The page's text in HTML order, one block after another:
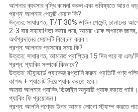
আপনার ব্যবসার বৃদ্ধি কামনা করুন এবং ভবিষ্যতে আরও বড়
প্রশ্ন: আপনার পেমেন্ট মেয়াদ কি?
উত্তর: সাধারণত, T/T 30% ডাউন পেমেন্ট, চালানের আগে
2-3 বার সহযোগিতা করার পরে, আমরা একে অপরকে
অর্থপ্রদানের মেয়াদটি বিবেচনা করব।
প্রশ্ন: আপনার প্রসবের সময় কি?
উত্তর: সাধারণত, আমানত প্রাপ্তির 15 দিন পরে বা এল/
প্রশ্ন: প্যাকিং সম্পর্কে কিভাবে?
উত্তর: স্ট্যান্ডার্ড প্যাকেজ রপ্তানি করুন: প্রতিটি পণ্য
কাগজ + প্যালেট দিয়ে প্যাক করতে হবে।
আমরা আপনার প্যাকিং ডিজাইন অনুযায়ী প্যাক করতে
প্যাকিং ফি প্রয়োজন।
প্রশ্ন: আপনি পণ্যের উপর আমার লোগো স্ট্যাম্প করতে